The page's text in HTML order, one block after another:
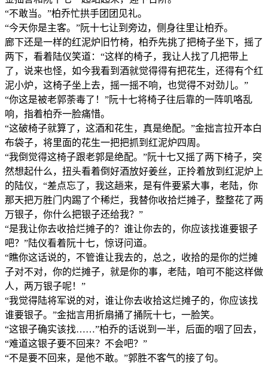
“不敢当。”柏乔忙拱手团团见礼。
“今天你是主客。”阮十七让到旁边，侧身往里让柏乔。
廊下还是一样的红泥炉旧竹椅，柏乔先挑了把椅子坐下，摇了
两下，看着陆仪笑道：“这样的椅子，我让人找了几把带上
了，说来也怪，如今我看到酒就觉得得有把花生，还得有个红
泥小炉，这椅子坐上去，摇一摇不响，也觉得不对劲儿。”
“你这是被老郭荼毒了！”阮十七将椅子往后靠的一阵叽咯乱
响，指着柏乔一脸痛惜。
“这破椅子就算了，这酒和花生，真是绝配。”金拙言拉开本白
布袋子，将里面的花生一把把抓到红泥炉四周。
“我倒觉得这椅子跟老郭是绝配。”阮十七又摇了两下椅子，突
然想起什么，扭头看着倒好酒放好姜丝，正拎着放到红泥炉上
的陆仪，“差点忘了，我这趟来，是有件要紧大事，老陆，你
那天把万胜门内踢了个稀烂，我替你收拾烂摊子，整整花了两
万银子，你什么把银子还给我？”
“是我让你去收拾烂摊子的？谁让你去的，你应该找谁要银子
吧？”陆仪看着阮十七，惊讶问道。
“瞧你这话说的，不管谁让我去的，总之，收拾的是你的烂摊
子对不对，你的烂摊子，就是你的事，老陆，咱可不能这样做
人，两万银子呢！”
“我觉得陆将军说的对，谁让你去收拾这烂摊子的，你应该找
谁要银子。”金拙言用折扇捅了捅阮十七，一脸笑。
“这银子确实该找……”柏乔的话说到一半，后面的咽了回去，
“难道这银子要不回来？不会吧？”
“不是要不回来，是他不敢。”郭胜不客气的接了句。